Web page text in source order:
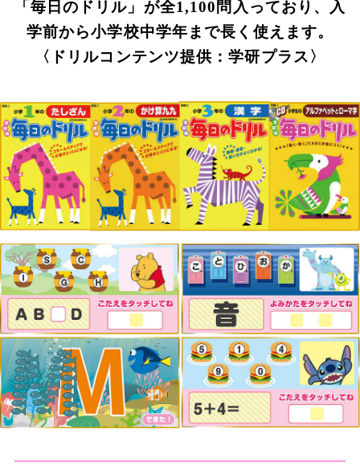
「毎日のドリル」が全1,100問入っており、入
学前から小学校中学年まで長く使えます。
〈ドリルコンテンツ提供：学研プラス〉